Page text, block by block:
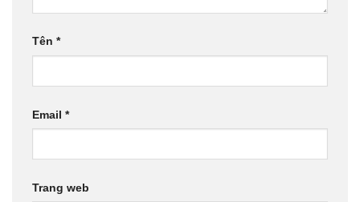
Tên *
Email *
Trang web